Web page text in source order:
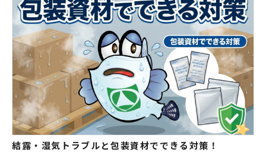
結露・湿気トラブルと包装資材でできる対策！